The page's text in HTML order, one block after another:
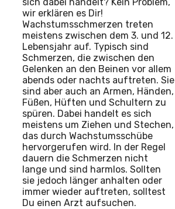
wir erklären es Dir!
Wachstumsschmerzen treten
meistens zwischen dem 3. und 12.
Lebensjahr auf. Typisch sind
Schmerzen, die zwischen den
Gelenken an den Beinen vor allem
abends oder nachts auftreten. Sie
sind aber auch an Armen, Händen,
Füßen, Hüften und Schultern zu
spüren. Dabei handelt es sich
meistens um Ziehen und Stechen,
das durch Wachstumsschübe
hervorgerufen wird. In der Regel
dauern die Schmerzen nicht
lange und sind harmlos. Sollten
sie jedoch länger anhalten oder
immer wieder auftreten, solltest
Du einen Arzt aufsuchen.